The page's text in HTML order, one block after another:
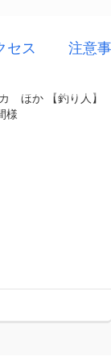
セス 注意
ほか 【釣り人】
様